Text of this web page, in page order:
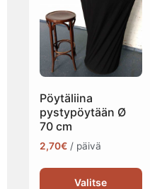
Pöytäliina
pystypöytään Ø
70 cm
2,70€ / päivä
Valitse